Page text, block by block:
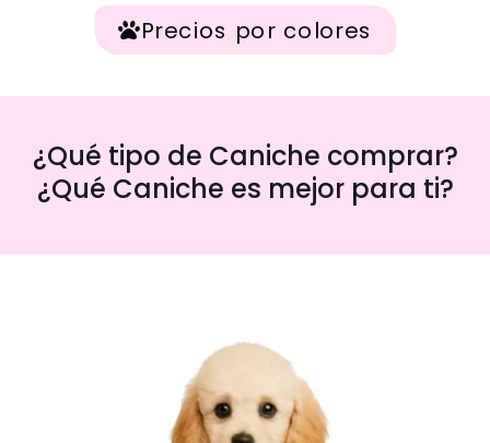
Precios por colores
¿Qué tipo de Caniche comprar?
¿Qué Caniche es mejor para ti?